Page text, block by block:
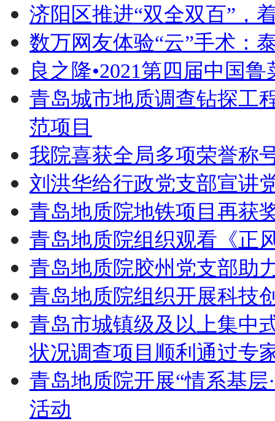
济阳区推进“双全双百”，
数万网友体验“云”手术：
良之隆•2021第四届中国
青岛城市地质调查钻探工
范项目
我院喜获全局多项荣誉称
刘洪华给行政党支部宣讲
青岛地质院地铁项目再获
青岛地质院组织观看《正
青岛地质院胶州党支部助
青岛地质院组织开展科技
青岛市城镇级及以上集中
状况调查项目顺利通过专
青岛地质院开展“情系基
活动